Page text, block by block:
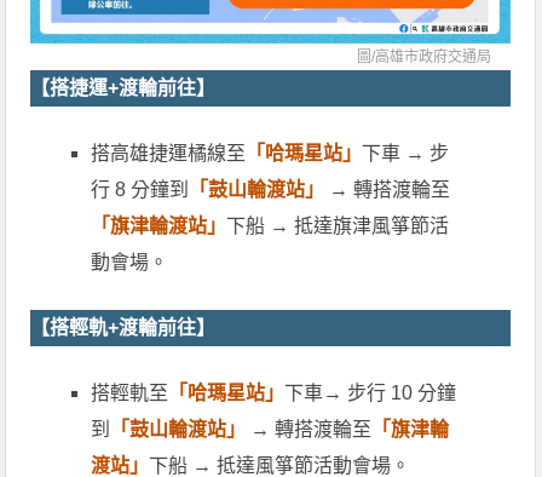
圖/高雄市政府交通局
【搭捷運+渡輪前往】
搭高雄捷運橘線至 「哈瑪星站」 下車 → 步
行 8 分鐘到
「鼓山輪渡站」
→ 轉搭渡輪至
「旗津輪渡站」 下船 → 抵達旗津風箏節活
動會場。
【搭輕軌+渡輪前往】
搭輕軌至 「哈瑪星站」 下車→ 步行 10 分鐘
到
「鼓山輪渡站」 → 轉搭渡輪至 「旗津輪
渡站」 下船 → 抵達風箏節活動會場。